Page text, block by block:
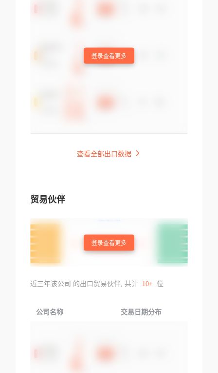
登录查看更多
查看全部出口数据
贸易伙伴
登录查看更多
近三年该公司 的出口贸易伙伴, 共计 10+ 位
公司名称 交易日期分布